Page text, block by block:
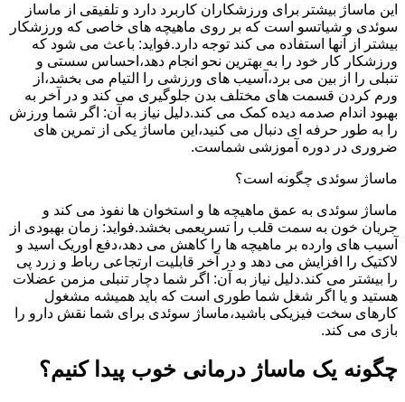
این ماساژ بیشتر برای ورزشکاران کاربرد دارد و تلفیقی از ماساز
سوئدی و شیاتسو است که بر روی ماهیچه های خاصی که ورزشکار
بیشتر از آنها استفاده می کند توجه دارد.فواید: باعث می شود که
ورزشکار کار خود را به بهترین نحو انجام دهد،احساس سستی و
تنبلی را از بین می برد،آسیب های ورزشی را التیام می بخشد،از
ورم کردن قسمت های مختلف بدن جلوگیری می کند و در آخر به
بهبود اندام صدمه دیده کمک می کند.دلیل نیاز به آن: اگر شما ورزش
را به طور حرفه ای دنبال می کنید،این ماساژ یکی از تمرین های
ضروری در دوره آموزشی شماست.
ماساژ سوئدی چگونه است؟
ماساژ سوئدی به عمق ماهیچه ها و استخوان ها نفوذ می کند و
جریان خون به سمت قلب را تسریعمی بخشد.فواید: زمان بهبودی از
آسیب های وارده بر ماهیچه ها را کاهش می دهد،دفع اوریک اسید و
لاکتیک را افزایش می دهد و در آخر قابلیت ارتجاعی رباط و زرد پی
را بیشتر می کند.دلیل نیاز به آن: اگر شما دچار تنبلی مزمن عضلات
هستید و یا اگر شغل شما طوری است که باید همیشه مشغول
کارهای سخت فیزیکی باشید،ماساژ سوئدی برای شما نقش دارو را
بازی می کند.
چگونه یک ماساژ درمانی خوب پیدا کنیم؟